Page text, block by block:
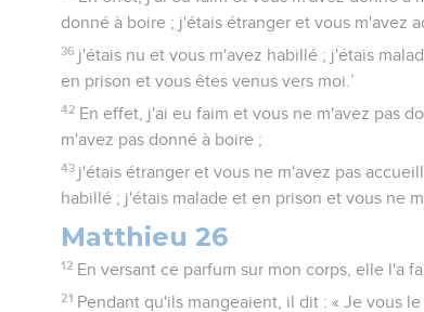
donné à boire ; j'étais étranger et vous m'avez
36 j'étais nu et vous m'avez habillé ; j'étais
en prison et vous êtes venus vers moi.’
42 En effet, j'ai eu faim et vous ne m'avez pas
m'avez pas donné à boire ;
43 j'étais étranger et vous ne m'avez pas
habillé ; j'étais malade et en prison et vous ne
Matthieu 26
12 En versant ce parfum sur mon corps, elle l'a
21 Pendant qu'ils mangeaient, il dit : « Je vous